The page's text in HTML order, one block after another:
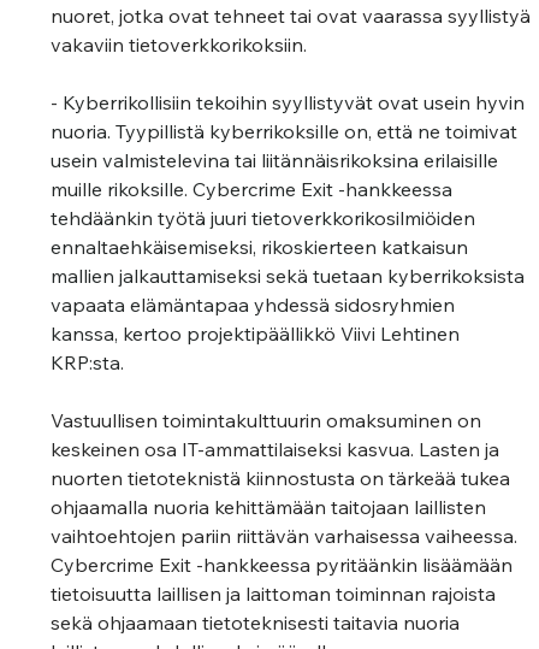
nuoret, jotka ovat tehneet tai ovat vaarassa syyllistyä
vakaviin tietoverkkorikoksiin.
- Kyberrikollisiin tekoihin syyllistyvät ovat usein hyvin
nuoria. Tyypillistä kyberrikoksille on, että ne toimivat
usein valmistelevina tai liitännäisrikoksina erilaisille
muille rikoksille. Cybercrime Exit -hankkeessa
tehdäänkin työtä juuri tietoverkkorikosilmiöiden
ennaltaehkäisemiseksi, rikoskierteen katkaisun
mallien jalkauttamiseksi sekä tuetaan kyberrikoksista
vapaata elämäntapaa yhdessä sidosryhmien
kanssa, kertoo projektipäällikkö Viivi Lehtinen
KRP:sta.
Vastuullisen toimintakulttuurin omaksuminen on
keskeinen osa IT-ammattilaiseksi kasvua. Lasten ja
nuorten tietoteknistä kiinnostusta on tärkeää tukea
ohjaamalla nuoria kehittämään taitojaan laillisten
vaihtoehtojen pariin riittävän varhaisessa vaiheessa.
Cybercrime Exit -hankkeessa pyritäänkin lisäämään
tietoisuutta laillisen ja laittoman toiminnan rajoista
sekä ohjaamaan tietoteknisesti taitavia nuoria